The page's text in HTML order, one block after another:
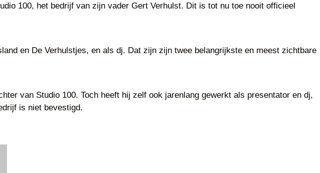
100, het bedrijf van zijn vader Gert Verhulst. Dit is tot nu toe nooit officieel
en De Verhulstjes, en als dj. Dat zijn zijn twee belangrijkste en meest zichtbare
van Studio 100. Toch heeft hij zelf ook jarenlang gewerkt als presentator en dj,
is niet bevestigd.